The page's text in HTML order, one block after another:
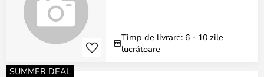
Timp de livrare: 6 - 10 zile
lucrătoare
SUMMER DEAL